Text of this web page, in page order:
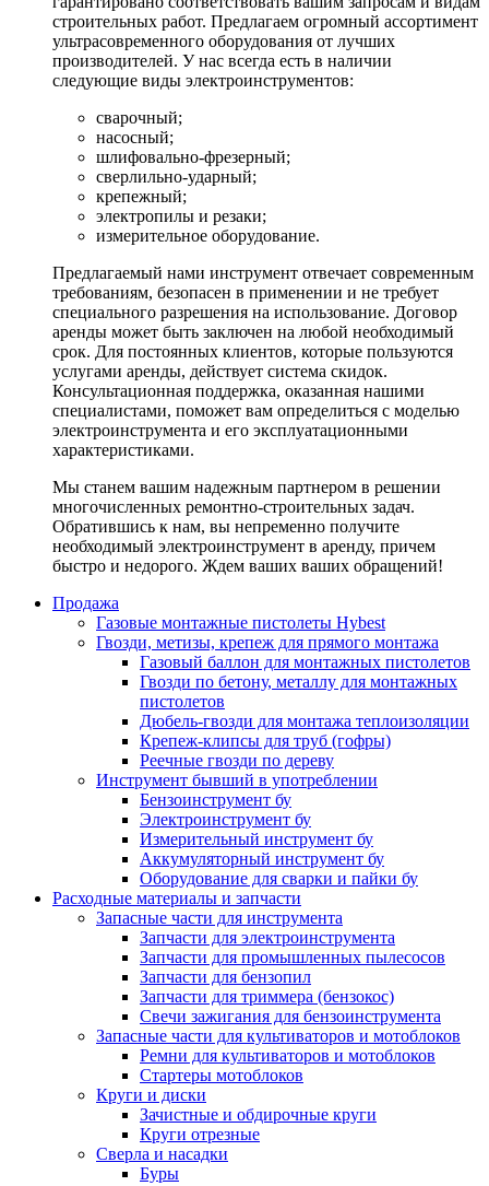
строительных работ. Предлагаем огромный ассортимент
ультрасовременного оборудования от лучших
производителей. У нас всегда есть в наличии
следующие виды электроинструментов:
сварочный;
насосный;
шлифовально-фрезерный;
сверлильно-ударный;
крепежный;
электропилы и резаки;
измерительное оборудование.
Предлагаемый нами инструмент отвечает современным
требованиям, безопасен в применении и не требует
специального разрешения на использование. Договор
аренды может быть заключен на любой необходимый
срок. Для постоянных клиентов, которые пользуются
услугами аренды, действует система скидок.
Консультационная поддержка, оказанная нашими
специалистами, поможет вам определиться с моделью
электроинструмента и его эксплуатационными
характеристиками.
Мы станем вашим надежным партнером в решении
многочисленных ремонтно-строительных задач.
Обратившись к нам, вы непременно получите
необходимый электроинструмент в аренду, причем
быстро и недорого. Ждем ваших ваших обращений!
Продажа
Газовые монтажные пистолеты Hybest
Гвозди, метизы, крепеж для прямого монтажа
Газовый баллон для монтажных пистолетов
Гвозди по бетону, металлу для монтажных
пистолетов
Дюбель-гвозди для монтажа теплоизоляции
Крепеж-клипсы для труб (гофры)
Реечные гвозди по дереву
Инструмент бывший в употреблении
Бензоинструмент бу
Электроинструмент бу
Измерительный инструмент бу
Аккумуляторный инструмент бу
Оборудование для сварки и пайки бу
Расходные материалы и запчасти
Запасные части для инструмента
Запчасти для электроинструмента
Запчасти для промышленных пылесосов
Запчасти для бензопил
Запчасти для триммера (бензокос)
Свечи зажигания для бензоинструмента
Запасные части для культиваторов и мотоблоков
Ремни для культиваторов и мотоблоков
Стартеры мотоблоков
Круги и диски
Зачистные и обдирочные круги
Круги отрезные
Сверла и насадки
Буры